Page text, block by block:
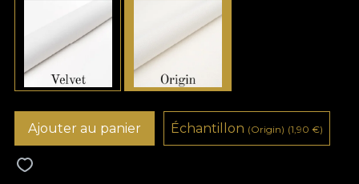
Ajouter au panier Échantillon (Origin) (1,90 €)